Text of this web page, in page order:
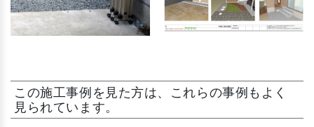
この施工事例を見た方は、これらの事例もよく
見られています。